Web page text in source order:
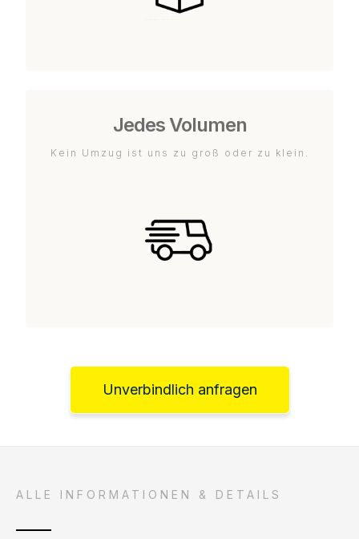
Jedes Volumen
Kein Umzug ist uns zu groß oder zu klein.
Unverbindlich anfragen
ALLE INFORMATIONEN & DETAILS